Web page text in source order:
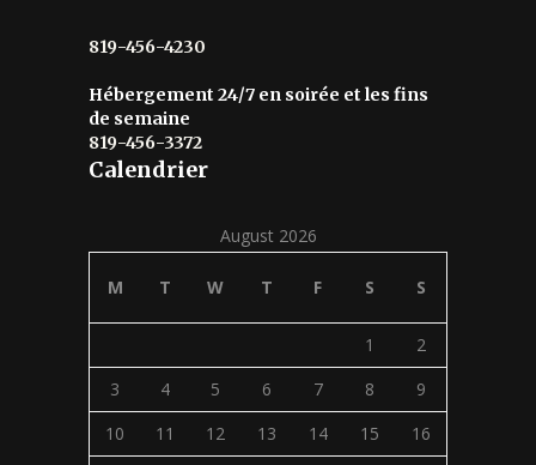
819-456-4230
Hébergement 24/7 en soirée et les fins
de semaine
819-456-3372
Calendrier
August 2026
M T W T F S S
1
2
3
4 5 6 7 8
9
10
11 12 13 14 15
16